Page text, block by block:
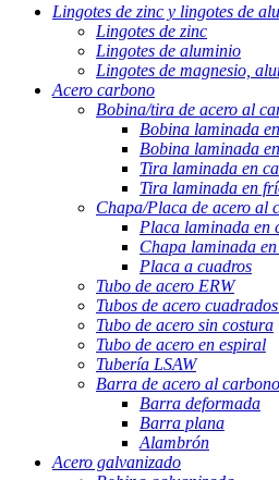
Lingotes de zinc y lingotes de
Lingotes de zinc
Lingotes de aluminio
Lingotes de magnesio,
Acero carbono
Bobina/tira de acero al
Bobina laminada
Bobina laminada
Tira laminada en
Tira laminada en
Chapa/Placa de acero al
Placa laminada en
Chapa laminada
Placa a cuadros
Tubo de acero ERW
Tubos de acero
Tubo de acero sin costura
Tubo de acero en espiral
Tubería LSAW
Barra de acero al carbono
Barra deformada
Barra plana
Alambrón
Acero galvanizado